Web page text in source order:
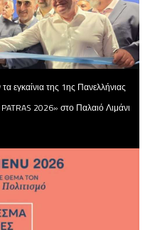
εγκαίνια της 1ης Πανελλήνιας
2026» στο Παλαιό Λιμάνι